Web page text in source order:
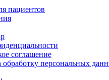
пациентов
соглашение
персональных